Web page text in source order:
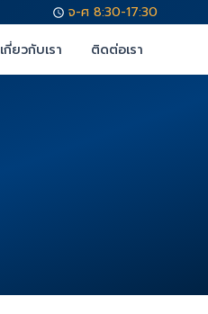
จ-ศ 8:30-17:30
เกี่ยวกับเรา ติดต่อเรา